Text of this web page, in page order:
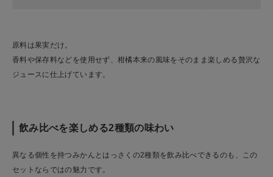
原料は果実だけ。
香料や保存料などを使用せず、柑橘本来の風味をそのまま楽しめる贅沢な
ジュースに仕上げています。
飲み比べを楽しめる2種類の味わい
異なる個性を持つみかんとはっさくの2種類を飲み比べできるのも、この
セットならではの魅力です。